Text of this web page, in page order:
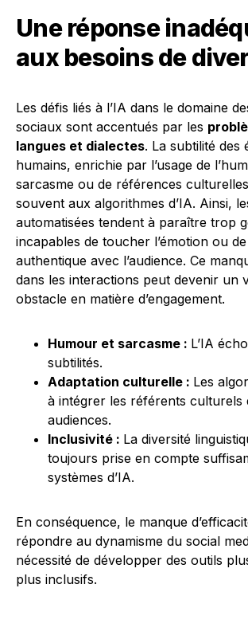
Une réponse
aux besoins de
Les défis liés à l’IA dans le domaine
sociaux sont accentués par les
langues et dialectes. La subtilité des
humains, enrichie par l’usage de
sarcasme ou de références
souvent aux algorithmes d’IA. Ainsi,
automatisées tendent à paraître trop
incapables de toucher l’émotion ou
authentique avec l’audience. Ce
dans les interactions peut devenir un
obstacle en matière d’engagement.
Humour et sarcasme : L’IA
subtilités.
Adaptation culturelle : Les
à intégrer les référents culturels
audiences.
Inclusivité : La diversité
toujours prise en compte
systèmes d’IA.
En conséquence, le manque
répondre au dynamisme du social
nécessité de développer des outils
plus inclusifs.